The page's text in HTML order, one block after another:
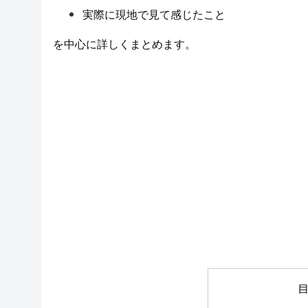
実際に現地で見て感じたこと
を中心に詳しくまとめます。